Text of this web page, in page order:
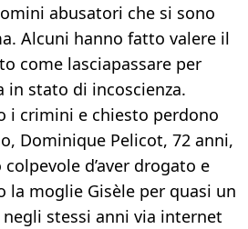
abusatori che si sono
Alcuni hanno fatto valere il
come lasciapassare per
in stato di incoscienza.
i crimini e chiesto perdono
Dominique Pelicot, 72 anni,
d’aver drogato e
la moglie Gisèle per quasi un
stessi anni via internet